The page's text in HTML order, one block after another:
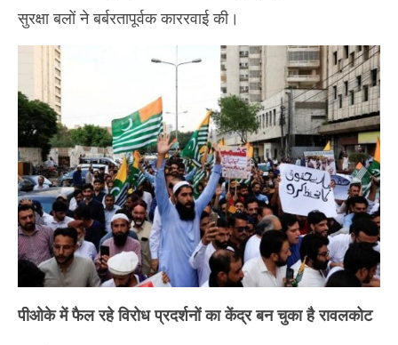
सुरक्षा बलों ने बर्बरतापूर्वक काररवाई की।
पीओके में फैल रहे विरोध प्रदर्शनों का केंद्र बन चुका है रावलकोट